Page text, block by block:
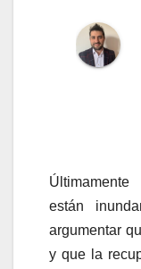
están
argumentar
y que la